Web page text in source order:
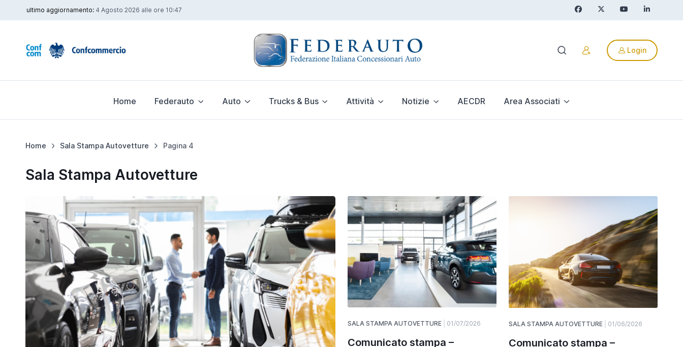
ultimo aggiornamento: 4 Agosto 2026 alle ore 10:47
Login
Home Federauto Auto Trucks & Bus Attività Notizie AECDR Area Associati
Home Sala Stampa Autovetture Pagina 4
Sala Stampa Autovetture
SALA STAMPA AUTOVETTURE 01/07/2026
Comunicato stampa –
SALA STAMPA AUTOVETTURE 01/06/2026
Comunicato stampa –